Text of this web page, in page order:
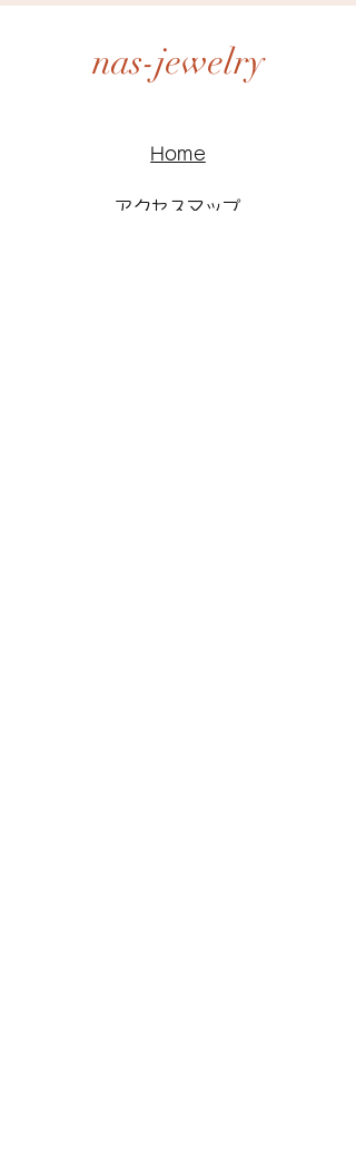
nas-jewelry
Home
アクセスマップ